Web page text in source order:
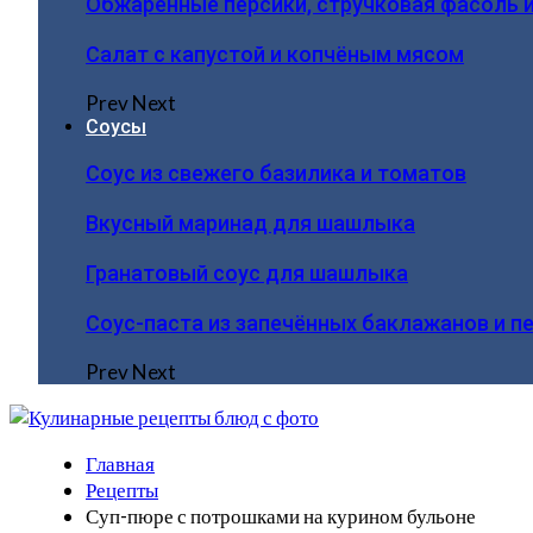
Салат с капустой и копчёным мясом
PrevNext
Соусы
Соус из свежего базилика и томатов
Вкусный маринад для шашлыка
Гранатовый соус для шашлыка
Соус-паста из запечённых баклажанов и
PrevNext
Главная
Рецепты
Суп-пюре с потрошками на курином бульоне